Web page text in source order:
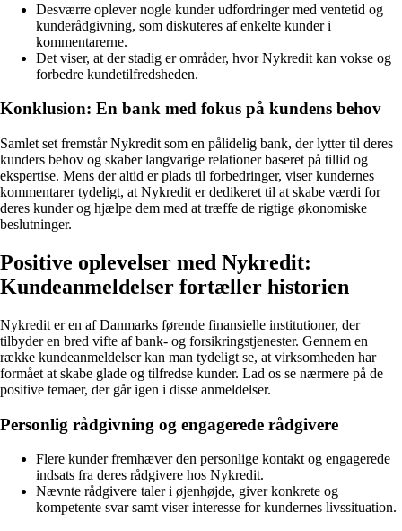
Desværre oplever nogle kunder udfordringer med ventetid og
kunderådgivning, som diskuteres af enkelte kunder i
kommentarerne.
Det viser, at der stadig er områder, hvor Nykredit kan vokse og
forbedre kundetilfredsheden.
Konklusion: En bank med fokus på kundens behov
Samlet set fremstår Nykredit som en pålidelig bank, der lytter til deres
kunders behov og skaber langvarige relationer baseret på tillid og
ekspertise. Mens der altid er plads til forbedringer, viser kundernes
kommentarer tydeligt, at Nykredit er dedikeret til at skabe værdi for
deres kunder og hjælpe dem med at træffe de rigtige økonomiske
beslutninger.
Positive oplevelser med Nykredit:
Kundeanmeldelser fortæller historien
Nykredit er en af Danmarks førende finansielle institutioner, der
tilbyder en bred vifte af bank- og forsikringstjenester. Gennem en
række kundeanmeldelser kan man tydeligt se, at virksomheden har
formået at skabe glade og tilfredse kunder. Lad os se nærmere på de
positive temaer, der går igen i disse anmeldelser.
Personlig rådgivning og engagerede rådgivere
Flere kunder fremhæver den personlige kontakt og engagerede
indsats fra deres rådgivere hos Nykredit.
Nævnte rådgivere taler i øjenhøjde, giver konkrete og
kompetente svar samt viser interesse for kundernes livssituation.